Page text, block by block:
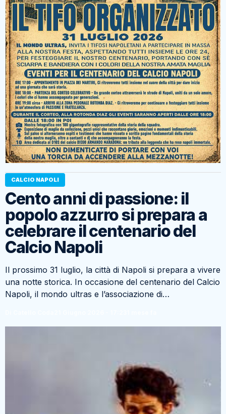
CALCIO NAPOLI
Cento anni di passione: il
popolo azzurro si prepara a
celebrare il centenario del
Calcio Napoli
Il prossimo 31 luglio, la città di Napoli si prepara a vivere
una notte storica. In occasione del centenario del Calcio
Napoli, il mondo ultras e l’associazione di…